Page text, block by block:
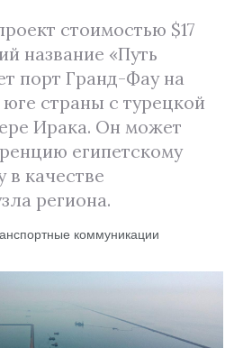
стоимостью $17
название «Путь
порт Гранд-Фау на
страны с турецкой
Ирака. Он может
египетскому
в качестве
региона.
коммуникации